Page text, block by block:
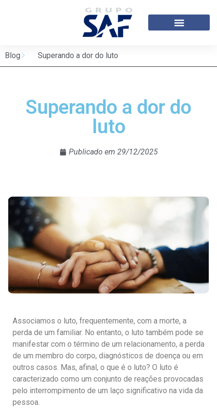
Blog Superando a dor do luto
Superando a dor do
luto
Publicado em 29/12/2025
Associamos o luto, frequentemente, com a morte, a
perda de um familiar. No entanto, o luto também pode se
manifestar com o término de um relacionamento, a perda
de um membro do corpo, diagnósticos de doença ou em
outros casos. Mas, afinal, o que é o luto? O luto é
caracterizado como um conjunto de reações provocadas
pelo interrompimento de um laço significativo na vida da
pessoa.